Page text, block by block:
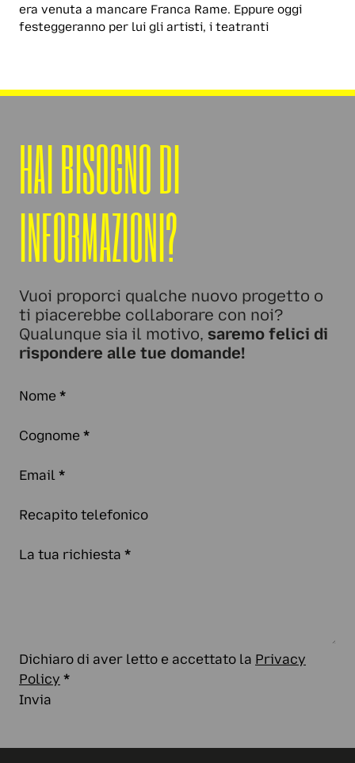
era venuta a mancare Franca Rame. Eppure oggi
festeggeranno per lui gli artisti, i teatranti
HAI BISOGNO DI
INFORMAZIONI?
Vuoi proporci qualche nuovo progetto o
ti piacerebbe collaborare con noi?
Qualunque sia il motivo, saremo felici di
rispondere alle tue domande!
Nome *
Cognome *
Email *
Recapito telefonico
La tua richiesta *
Dichiaro di aver letto e accettato la Privacy
Policy *
Invia